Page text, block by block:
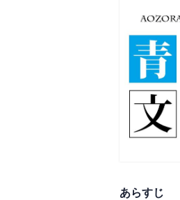
あらすじ